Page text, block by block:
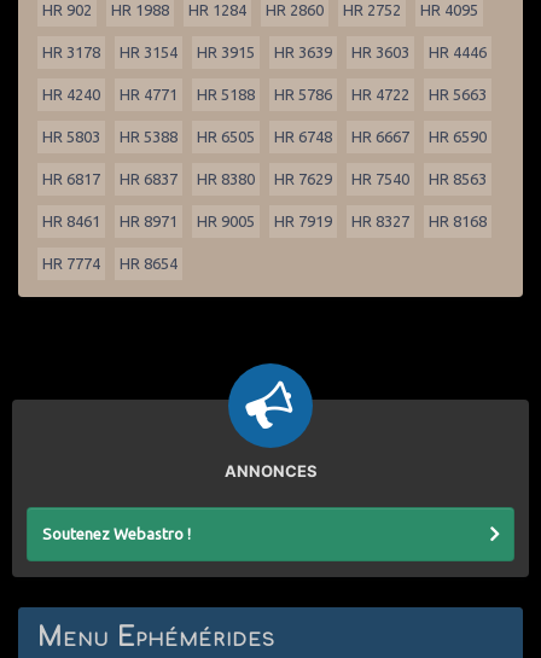
HR 902 HR 1988 HR 1284 HR 2860 HR 2752 HR 4095
HR 3178 HR 3154 HR 3915 HR 3639 HR 3603 HR 4446
HR 4240 HR 4771 HR 5188 HR 5786 HR 4722 HR 5663
HR 5803 HR 5388 HR 6505 HR 6748 HR 6667 HR 6590
HR 6817 HR 6837 HR 8380 HR 7629 HR 7540 HR 8563
HR 8461 HR 8971 HR 9005 HR 7919 HR 8327 HR 8168
HR 7774 HR 8654
ANNONCES
Soutenez Webastro !
Menu Ephémérides